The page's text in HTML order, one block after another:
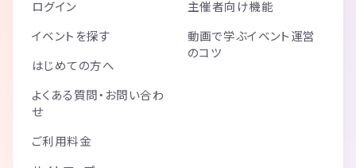
ログイン
イベントを探す
はじめての方へ
よくある質問・お問い合わ
せ
ご利用料金
主催者向け機能
動画で学ぶイベント運営
のコツ